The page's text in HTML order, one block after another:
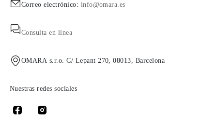
Correo electrónico: info@omara.es
Consulta en línea
OMARA s.r.o. C/ Lepant 270, 08013, Barcelona
Nuestras redes sociales